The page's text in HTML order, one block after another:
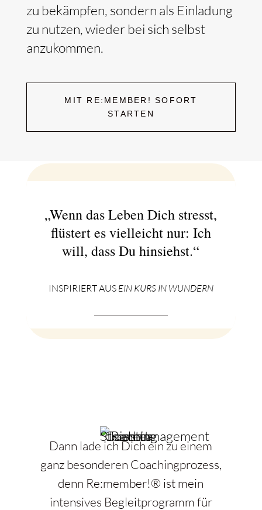
zu bekämpfen, sondern als Einladung
zu nutzen, wieder bei sich selbst
anzukommen.
MIT RE:MEMBER! SOFORT
STARTEN
„Wenn das Leben Dich stresst,
flüstert es vielleicht nur: Ich
will, dass Du hinsiehst.“
INSPIRIERT AUS EIN KURS IN WUNDERN
Dann lade ich Dich ein zu einem
ganz besonderen Coachingprozess,
denn Re:member!® ist mein
intensives Begleitprogramm für